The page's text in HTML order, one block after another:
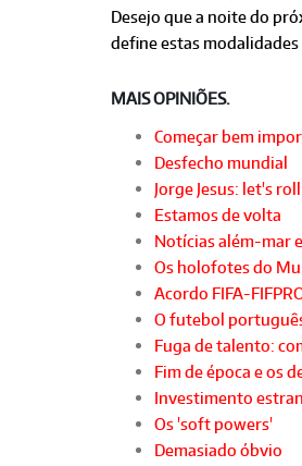
Desejo que a noite do
define estas
MAIS OPINIÕES.
Começar bem
Desfecho mundial
Jorge Jesus: let's roll
Estamos de volta
Notícias além-mar
Os holofotes do
Acordo FIFA-
O futebol
Fuga de talento:
Fim de época e os
Investimento
Os 'soft powers'
Demasiado óbvio